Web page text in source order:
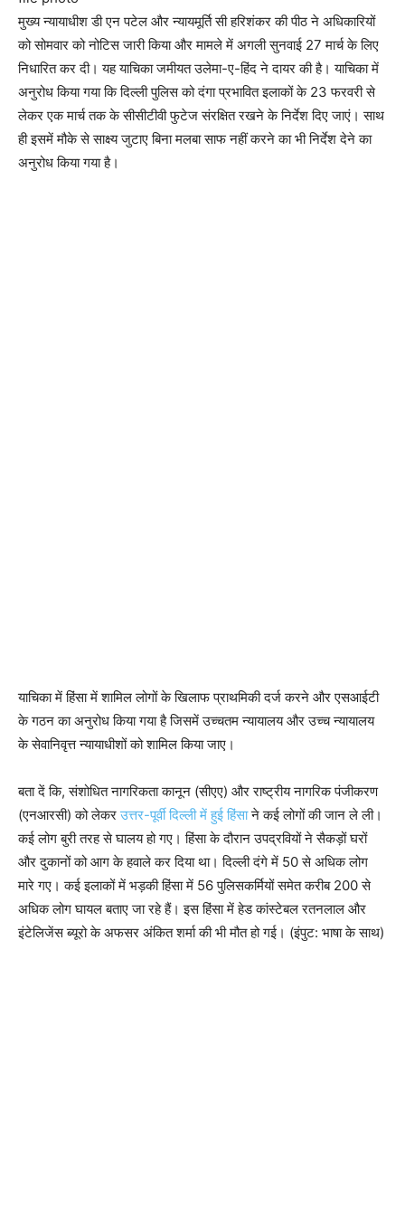
मुख्य न्यायाधीश डी एन पटेल और न्यायमूर्ति सी हरिशंकर की पीठ ने अधिकारियों
को सोमवार को नोटिस जारी किया और मामले में अगली सुनवाई 27 मार्च के लिए
निधारित कर दी। यह याचिका जमीयत उलेमा-ए-हिंद ने दायर की है। याचिका में
अनुरोध किया गया कि दिल्ली पुलिस को दंगा प्रभावित इलाकों के 23 फरवरी से
लेकर एक मार्च तक के सीसीटीवी फुटेज संरक्षित रखने के निर्देश दिए जाएं। साथ
ही इसमें मौके से साक्ष्य जुटाए बिना मलबा साफ नहीं करने का भी निर्देश देने का
अनुरोध किया गया है।
याचिका में हिंसा में शामिल लोगों के खिलाफ प्राथमिकी दर्ज करने और एसआईटी
के गठन का अनुरोध किया गया है जिसमें उच्चतम न्यायालय और उच्च न्यायालय
के सेवानिवृत्त न्यायाधीशों को शामिल किया जाए।
बता दें कि, संशोधित नागरिकता कानून (सीएए) और राष्ट्रीय नागरिक पंजीकरण
(एनआरसी) को लेकरउत्तर-पूर्वी दिल्ली में हुई हिंसाने कई लोगों की जान ले ली।
कई लोग बुरी तरह से घालय हो गए। हिंसा के दौरान उपद्रवियों ने सैकड़ों घरों
और दुकानों को आग के हवाले कर दिया था। दिल्ली दंगे में 50 से अधिक लोग
मारे गए। कई इलाकों में भड़की हिंसा में 56 पुलिसकर्मियों समेत करीब 200 से
अधिक लोग घायल बताए जा रहे हैं। इस हिंसा में हेड कांस्टेबल रतनलाल और
इंटेलिजेंस ब्यूरो के अफसर अंकित शर्मा की भी मौत हो गई। (इंपुट: भाषा के साथ)